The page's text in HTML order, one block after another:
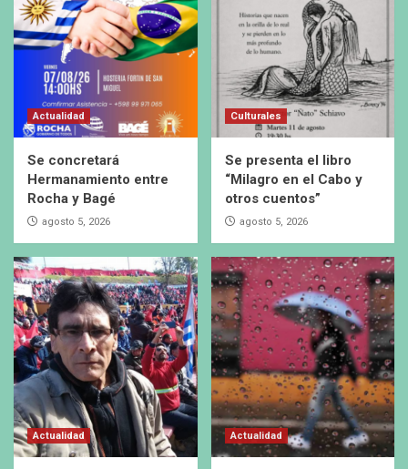
Actualidad
Se concretará
Hermanamiento entre
Rocha y Bagé
agosto 5, 2026
Culturales
Se presenta el libro
“Milagro en el Cabo y
otros cuentos”
agosto 5, 2026
Actualidad Actualidad